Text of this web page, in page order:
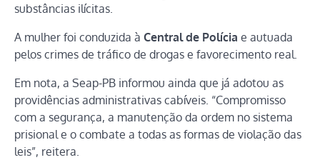
substâncias ilícitas.
A mulher foi conduzida à Central de Polícia e autuada
pelos crimes de tráfico de drogas e favorecimento real.
Em nota, a Seap-PB informou ainda que já adotou as
providências administrativas cabíveis. “Compromisso
com a segurança, a manutenção da ordem no sistema
prisional e o combate a todas as formas de violação das
leis”, reitera.